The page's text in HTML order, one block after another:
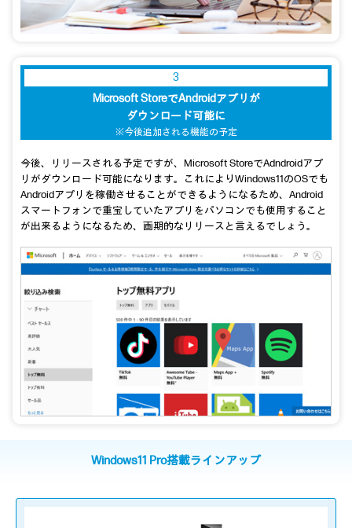
3
Microsoft StoreでAndroidアプリが
ダウンロード可能に
※今後追加される機能の予定
今後、リリースされる予定ですが、Microsoft StoreでAdndroidアプ
リがダウンロード可能になります。これによりWindows11のOSでも
Androidアプリを稼働させることができるようになるため、Android
スマートフォンで重宝していたアプリをパソコンでも使用すること
が出来るようになるため、画期的なリリースと言えるでしょう。
Windows11 Pro搭載ラインアップ